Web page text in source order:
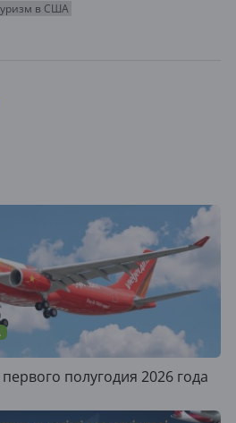
в США
полугодия 2026 года